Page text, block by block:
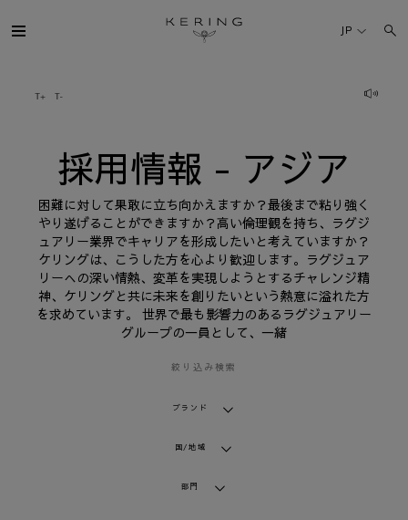
用
情
サステナビリティ
FINANCE
採用情報
JP
採用情報 - アジア
困難に対して果敢に立ち向かえますか？最後まで粘り強く
やり遂げることができますか？高い倫理観を持ち、ラグジ
ュアリー業界でキャリアを形成したいと考えていますか？
ケリングは、こうした方を心より歓迎します。ラグジュア
リーへの深い情熱、変革を実現しようとするチャレンジ精
神、ケリングと共に未来を創りたいという熱意に溢れた方
を求めています。 世界で最も影響力のあるラグジュアリー
グループの一員として、一緒
絞り込み検索
ブランド
国/地域
部門